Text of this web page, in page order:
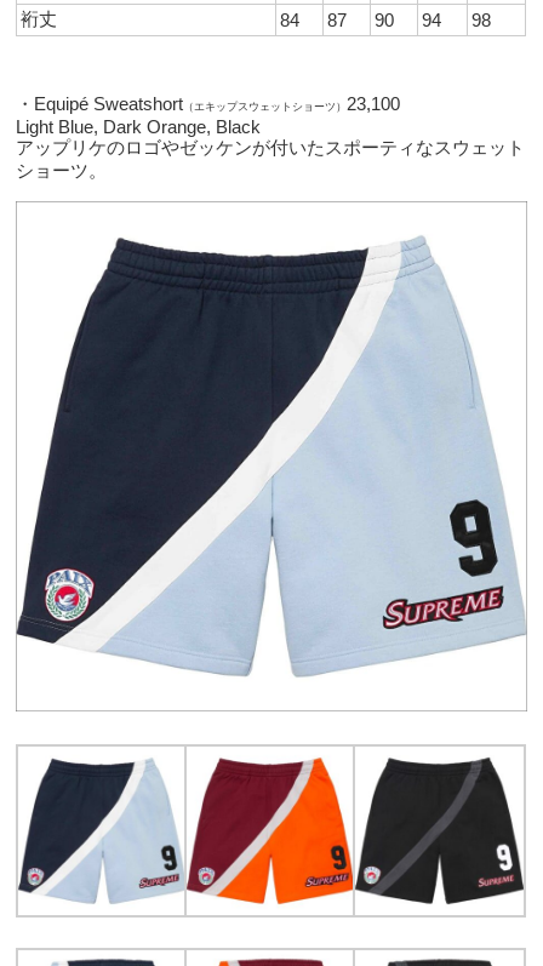
裄丈
84 87 90 94 98
・Equipé Sweatshort （エキップスウェットショーツ） 23,100
Light Blue, Dark Orange, Black
アップリケのロゴやゼッケンが付いたスポーティなスウェット
ショーツ。